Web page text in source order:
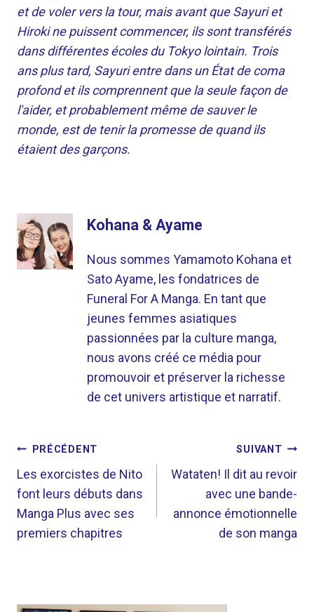
et de voler vers la tour, mais avant que Sayuri et
Hiroki ne puissent commencer, ils sont transférés
dans différentes écoles du Tokyo lointain. Trois
ans plus tard, Sayuri entre dans un État de coma
profond et ils comprennent que la seule façon de
l'aider, et probablement même de sauver le
monde, est de tenir la promesse de quand ils
étaient des garçons.
Kohana & Ayame
Nous sommes Yamamoto Kohana et
Sato Ayame, les fondatrices de
Funeral For A Manga. En tant que
jeunes femmes asiatiques
passionnées par la culture manga,
nous avons créé ce média pour
promouvoir et préserver la richesse
de cet univers artistique et narratif.
NAVIGATION
DE
L’ARTICLE
PRÉCÉDENT
Les exorcistes de Nito
font leurs débuts dans
Manga Plus avec ses
premiers chapitres
SUIVANT
Wataten! Il dit au revoir
avec une bande-
annonce émotionnelle
de son manga